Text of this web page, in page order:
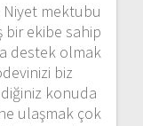
Niyet mektubu
bir ekibe sahip
destek olmak
biz
konuda
ulaşmak çok